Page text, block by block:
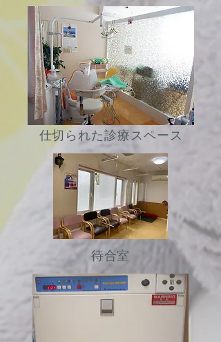
仕切られた診療スペース
​待合室